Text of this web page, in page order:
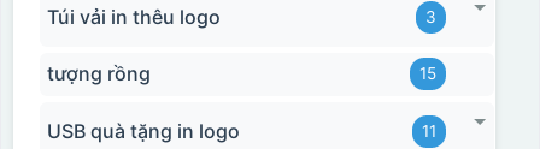
Túi vải in thêu logo 3
tượng rồng 15
USB quà tặng in logo 11